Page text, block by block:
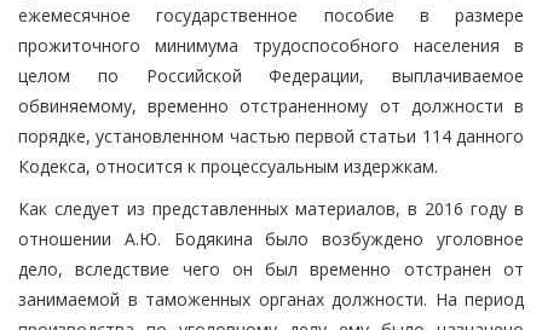
ежемесячное государственное пособие в размере
прожиточного минимума трудоспособного населения в
целом по Российской Федерации, выплачиваемое
обвиняемому, временно отстраненному от должности в
порядке, установленном частью первой статьи 114 данного
Кодекса, относится к процессуальным издержкам.
Как следует из представленных материалов, в 2016 году в
отношении А.Ю. Бодякина было возбуждено уголовное
дело, вследствие чего он был временно отстранен от
занимаемой в таможенных органах должности. На период